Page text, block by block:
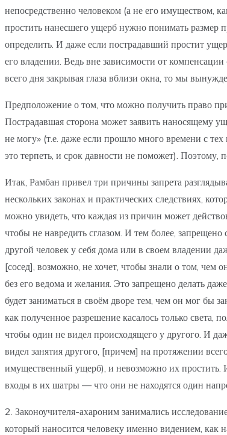
непосредственно человеком (а не его имуществом,
простить нанесшего ущерб нужно понимать размер
определить. И даже если пострадавший простит
его владении. Ведь вне зависимости от
всего дня закрывая глаза вблизи окна, то мы
Предположение о том, что можно получить право
Пострадавшая сторона может заявить наносящему
не могу» (т.е. даже если прошло много времени с
это терпеть, и срок давности не поможет). Поэтому,
Итак, Рамбан привел три причины запрета
нескольких законах и практических следствиях,
можно увидеть, что каждая из причин может
чтобы не навредить сглазом. И тем более,
другой человек у себя дома или в своем владении
[сосед], возможно, не хочет, чтобы знали о том, чем
без его ведома и желания. Это запрещено делать
будет заниматься в своём дворе тем, чем он мог бы
как полученное разрешение касалось только света,
чтобы один не видел происходящего у другого. И
видел занятия другого, [причем] на протяжении
имущественный ущерб), и невозможно их простить.
входы в их шатры — что они не находятся один
2. Законоучителя-ахароним занимались
который наносится человеку именно видением, как